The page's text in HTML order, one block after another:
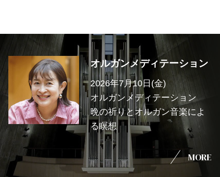
オルガンメディテーション
2026年7月10日(金)
オルガンメディテーション
晩の祈りとオルガン音楽によ
る瞑想
MORE